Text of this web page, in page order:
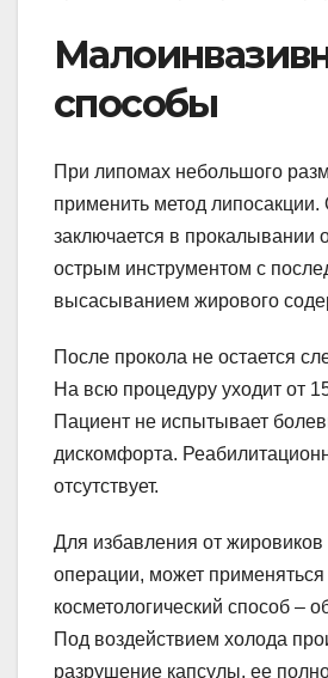
способы
При липомах небольшого
применить метод
заключается в прокалывании
острым инструментом с
высасыванием жирового
После прокола не остается
На всю процедуру уходит от
Пациент не испытывает
дискомфорта.
отсутствует.
Для избавления от жировиков
операции, может применяться
косметологический способ –
Под воздействием холода
разрушение капсулы, ее